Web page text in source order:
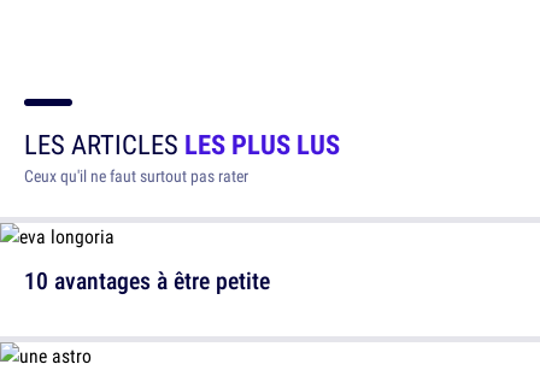
LES ARTICLES LES PLUS LUS
Ceux qu'il ne faut surtout pas rater
10 avantages à être petite